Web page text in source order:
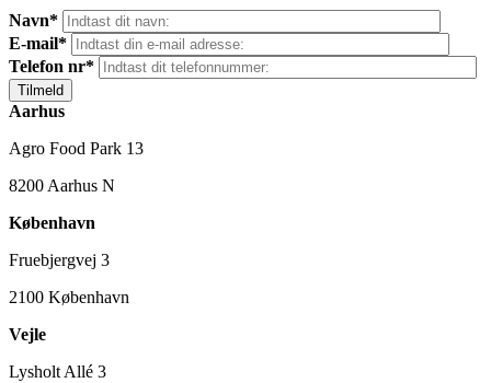
Navn*
E-mail*
Telefon nr*
Aarhus
Agro Food Park 13
8200 Aarhus N
København
Fruebjergvej 3
2100 København
Vejle
Lysholt Allé 3